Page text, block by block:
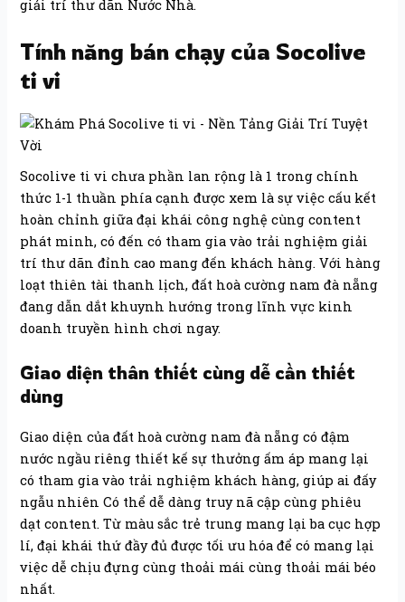
giải trí thư dãn Nước Nhà.
Tính năng bán chạy của Socolive
ti vi
Socolive ti vi chưa phần lan rộng là 1 trong chính
thức 1-1 thuần phía cạnh được xem là sự việc cấu kết
hoàn chỉnh giữa đại khái công nghệ cùng content
phát minh, có đến có tham gia vào trải nghiệm giải
trí thư dãn đỉnh cao mang đến khách hàng. Với hàng
loạt thiên tài thanh lịch, đất hoà cường nam đà nẵng
đang dẫn dắt khuynh hướng trong lĩnh vực kinh
doanh truyền hình chơi ngay.
Giao diện thân thiết cùng dễ cần thiết
dùng
Giao diện của đất hoà cường nam đà nẵng có đậm
nước ngầu riêng thiết kế sự thưởng ấm áp mang lại
có tham gia vào trải nghiệm khách hàng, giúp ai đấy
ngẫu nhiên Có thể dễ dàng truy nã cập cùng phiêu
dạt content. Từ màu sắc trẻ trung mang lại ba cục hợp
lí, đại khái thứ đầy đủ được tối ưu hóa để có mang lại
việc dễ chịu đựng cùng thoải mái cùng thoải mái béo
nhất.